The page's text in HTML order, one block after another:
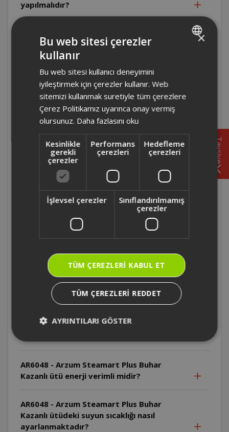
yapılmalıdır?
Kazanlı ütü uzun süre kullanılmadığında
nasıl saklanmalıdır?
AR6048 - Arzum Steamart Plus Buhar
Kazanlı ütüdeki suyu ne kadar sıklıkla
değiştirilmelidir?
AR6048 - Arzum Steamart Plus Buhar
Kazanlı ütüde su tankındaki kireç nasıl
temizlenmektedir?
AR6048 - Arzum Steamart Plus Buhar
Kazanlı ütüde kireç filtresi var mıdır?
AR6048 - Arzum Steamart Plus Buhar
AR6048 - Arzum Steamart Plus Buhar
Kazanlı ütü fazla ısındığında güvenlik
özellikleri devreye girer mi?
Kazanlı ütü kullanırken enerji tasarrufu
AR6048 - Arzum Steamart Plus Buhar
Kazanlı ütü enerji verimli midir?
AR6048 - Arzum Steamart Plus Buhar
Kazanlı ütüdeki suyun sıcaklığı nasıl
ayarlanmaktadır?
Tavsiye
×
Bu web sitesi çerezler
kullanır
Bu web sitesi kullanıcı deneyimini
iyileştirmek için çerezler kullanır. Web
sitemizi kullanmak suretiyle tüm çerezlere
Çerez Politikamız uyarınca onay vermiş
olursunuz. Daha fazlasını oku
Kesinlikle
gerekli
çerezler
Performans
çerezleri
Hedefleme
çerezleri
İşlevsel çerezler
Sınıflandırılmamış
çerezler
TÜM ÇEREZLERI KABUL ET
TÜM ÇEREZLERI REDDET
AYRINTILARI GÖSTER